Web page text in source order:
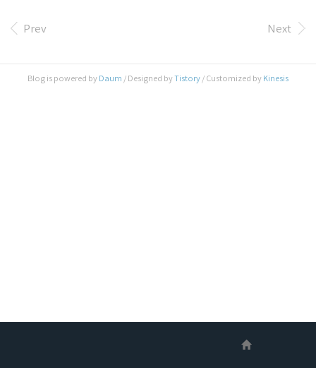
인 Apple TV 앱을 사용해야 하며, iPhone, iPad,
Aple TV 와 Samsung 스마트 TV를 이용할 수 있습
다(업데이트 시 Apple TV앱이 포함되어 있음). 삼
성 이 외에 VIZIO, LG, SONY등 스마트 TV는 올해
Prev Next
Blog is powered by Daum / Designed byTistory / Customized by Kinesis